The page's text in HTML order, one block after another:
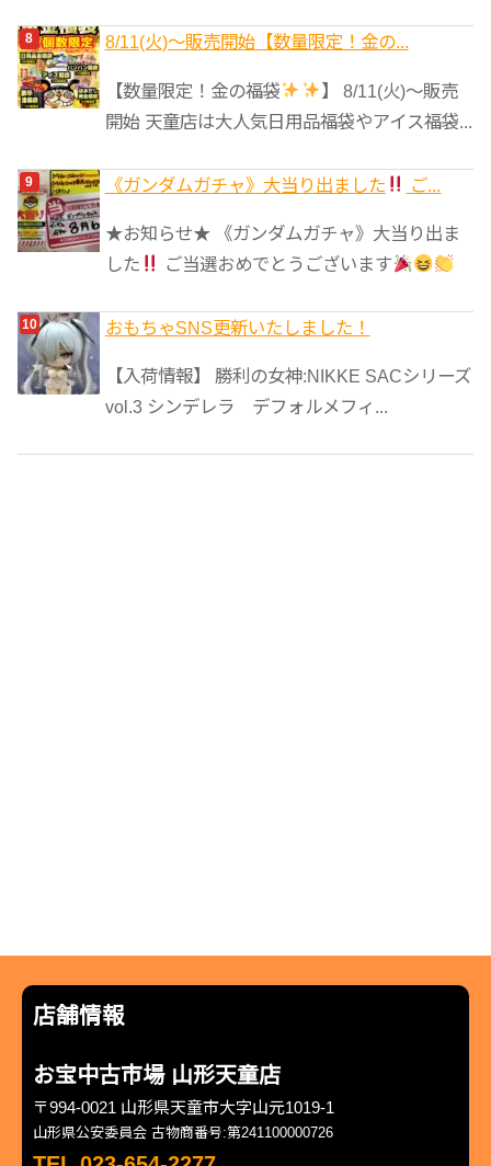
8/11(火)～販売開始【数量限定！金の...
【数量限定！金の福袋
】 8/11(火)～販売
開始 天童店は大人気日用品福袋やアイス福袋...
《ガンダムガチャ》大当り出ました ご...
★お知らせ★ 《ガンダムガチャ》大当り出ま
した
ご当選おめでとうございます
おもちゃSNS更新いたしました！
【入荷情報】 勝利の女神:NIKKE SACシリーズ
vol.3 シンデレラ デフォルメフィ...
店舗情報
お宝中古市場 山形天童店
〒994-0021 山形県天童市大字山元1019-1
山形県公安委員会 古物商番号:第241100000726